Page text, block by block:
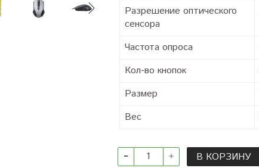
Разрешение оптического
сенсора
Частота опроса
Кол-во кнопок
Размер
Вес
В КОРЗИНУ